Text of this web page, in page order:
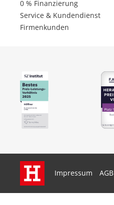
0 % Finanzierung
Service & Kundendienst
Firmenkunden
Impressum AGB